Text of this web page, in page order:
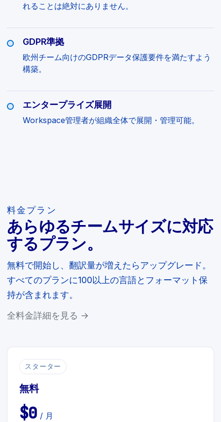
れることは絶対にありません。
GDPR準拠
欧州チーム向けのGDPRデータ保護要件を満たすよう
構築。
エンタープライズ展開
Workspace管理者が組織全体で展開・管理可能。
料金プラン
あらゆるチームサイズに対応
するプラン。
無料で開始し、翻訳量が増えたらアップグレード。
すべてのプランに100以上の言語とフォーマット保
持が含まれます。
全料金詳細を見る →
スターター
無料
$0 / 月